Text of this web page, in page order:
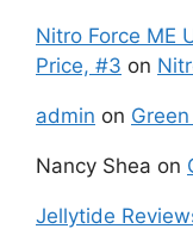
Nitro Force ME
Price, #3 on
admin on
Nancy Shea on
Jellytide